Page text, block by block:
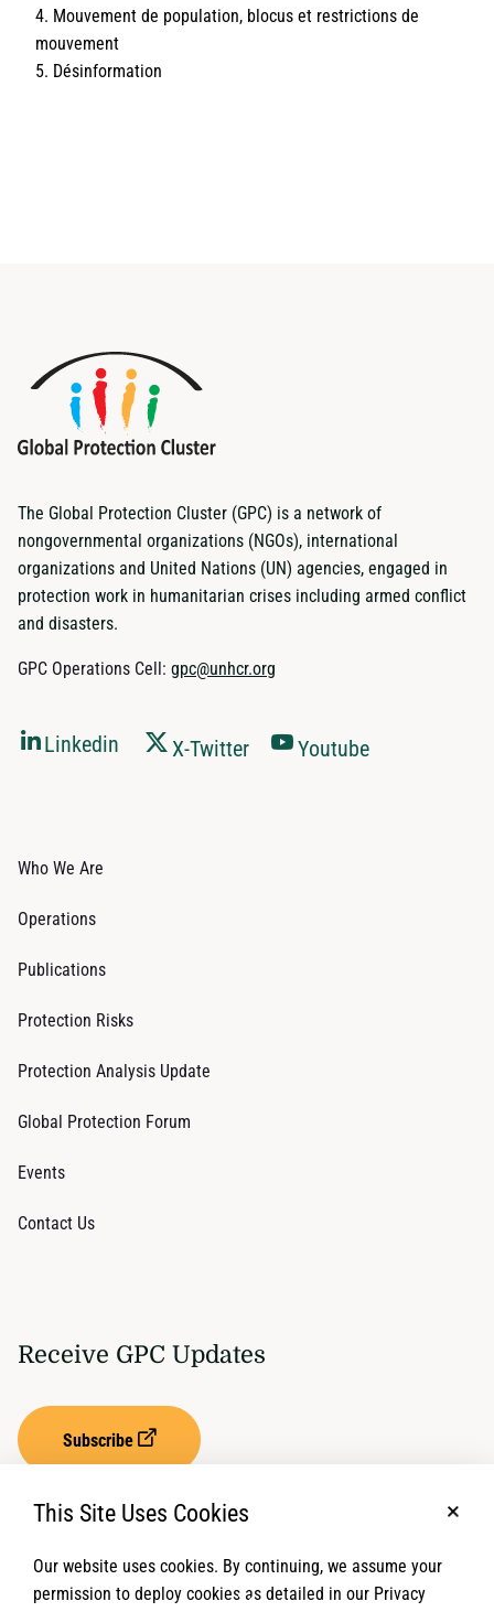
4. Mouvement de population, blocus et restrictions de
mouvement
5. Désinformation
The Global Protection Cluster (GPC) is a network of
nongovernmental organizations (NGOs), international
organizations and United Nations (UN) agencies, engaged in
protection work in humanitarian crises including armed conflict
and disasters.
GPC Operations Cell: gpc@unhcr.org
Linkedin X-Twitter Youtube
Who We Are
Operations
Publications
Protection Risks
Protection Analysis Update
Global Protection Forum
Events
Contact Us
Receive GPC Updates
Subscribe
Term of Service
This Site Uses Cookies
Our website uses cookies. By continuing, we assume your
permission to deploy cookies as detailed in our Privacy